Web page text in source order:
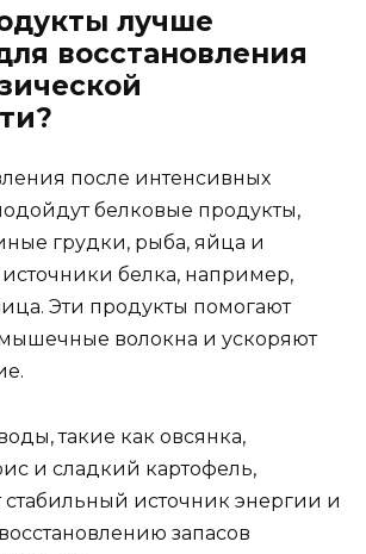
лучше
восстановления
после интенсивных
белковые продукты,
грудки, рыба, яйца и
белка, например,
Эти продукты помогают
мышечные волокна и ускоряют
такие как овсянка,
и сладкий картофель,
источник энергии и
запасов